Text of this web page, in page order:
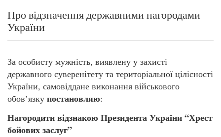
Про відзначення державними нагородами
України
За особисту мужність, виявлену у захисті
державного суверенітету та територіальної цілісності
України, самовіддане виконання військового
обов’язку постановляю:
Нагородити відзнакою Президента України “Хрест
бойових заслуг”